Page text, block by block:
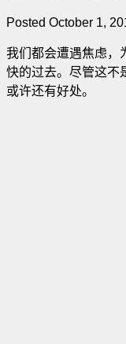
Posted October 1,
我们都会遭遇焦虑，
快的过去。尽管这不
或许还有好处。